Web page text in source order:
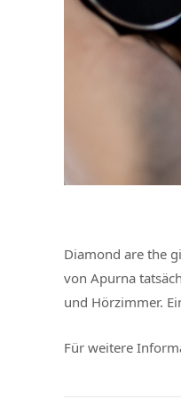
Diamond are the
von Apurna
und Hörzimmer.
Für weitere